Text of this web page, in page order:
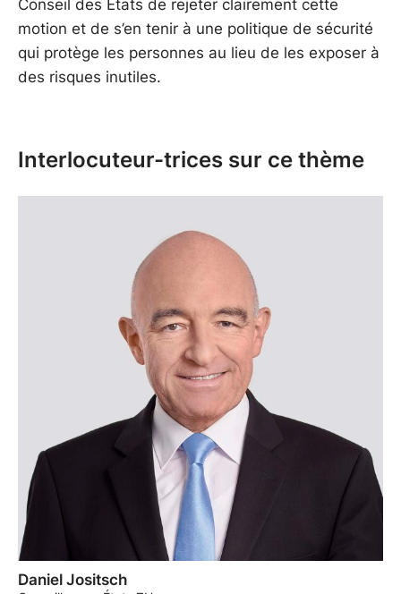
Conseil des États de rejeter clairement cette
motion et de s’en tenir à une politique de sécurité
qui protège les personnes au lieu de les exposer à
des risques inutiles.
Interlocuteur-trices sur ce thème
Daniel Jositsch